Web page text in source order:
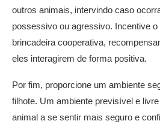
outros animais, intervindo caso
possessivo ou agressivo. Incentive
brincadeira cooperativa,
eles interagirem de forma positiva.
Por fim, proporcione um ambiente
filhote. Um ambiente previsível e
animal a se sentir mais seguro e